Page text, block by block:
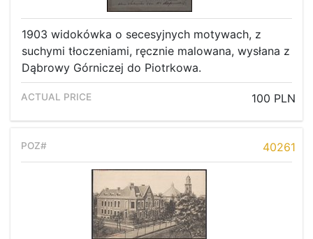
1903 widokówka o secesyjnych motywach, z
suchymi tłoczeniami, ręcznie malowana, wysłana z
Dąbrowy Górniczej do Piotrkowa.
100 PLN
40261